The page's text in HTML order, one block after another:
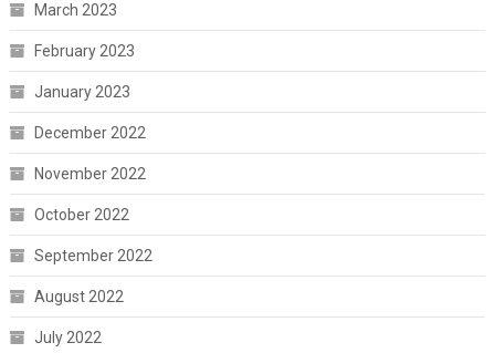
March 2023
February 2023
January 2023
December 2022
November 2022
October 2022
September 2022
August 2022
July 2022